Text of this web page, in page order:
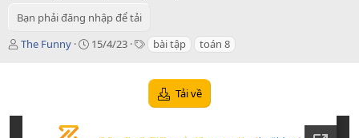
Bạn phải đăng nhập để tải
T
ả
The Funny
C15/4/23
T
s
bài tập toán 8
Tải về